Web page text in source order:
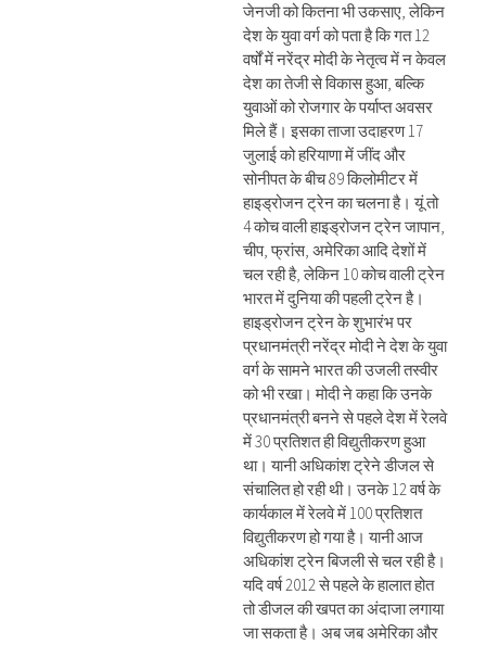
जेनजी को कितना भी उकसाए, लेकिन
देश के युवा वर्ग को पता है कि गत 12
वर्षों में नरेंद्र मोदी के नेतृत्व में न केवल
देश का तेजी से विकास हुआ, बल्कि
युवाओं को रोजगार के पर्याप्त अवसर
मिले हैं। इसका ताजा उदाहरण 17
जुलाई को हरियाणा में जींद और
सोनीपत के बीच 89 किलोमीटर में
हाइड्रोजन ट्रेन का चलना है। यूं तो
4 कोच वाली हाइड्रोजन ट्रेन जापान,
चीप, फ्रांस, अमेरिका आदि देशों में
चल रही है, लेकिन 10 कोच वाली ट्रेन
भारत में दुनिया की पहली ट्रेन है।
हाइड्रोजन ट्रेन के शुभारंभ पर
प्रधानमंत्री नरेंद्र मोदी ने देश के युवा
वर्ग के सामने भारत की उजली तस्वीर
को भी रखा। मोदी ने कहा कि उनके
प्रधानमंत्री बनने से पहले देश में रेलवे
में 30 प्रतिशत ही विद्युतीकरण हुआ
था। यानी अधिकांश ट्रेने डीजल से
संचालित हो रही थी। उनके 12 वर्ष के
कार्यकाल में रेलवे में 100 प्रतिशत
विद्युतीकरण हो गया है। यानी आज
अधिकांश ट्रेन बिजली से चल रही है।
यदि वर्ष 2012 से पहले के हालात होत
तो डीजल की खपत का अंदाजा लगाया
जा सकता है। अब जब अमेरिका और